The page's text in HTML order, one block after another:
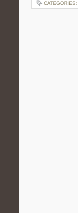
CATEGORIES: